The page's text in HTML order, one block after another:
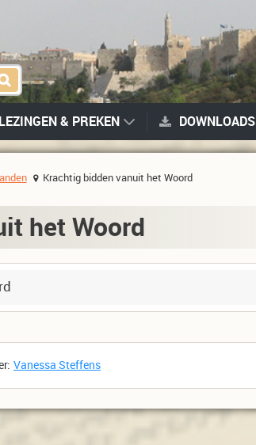
& PREKEN DOWNLOADS
Krachtig bidden vanuit het Woord
het Woord
Vanessa Steffens